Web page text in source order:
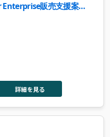
Enterprise販売支援案
詳細を見る